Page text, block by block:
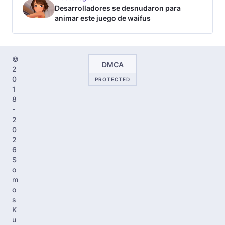
Desarrolladores se desnudaron para
animar este juego de waifus
©
2
0
1
8
-
2
0
2
6
S
o
m
o
s
K
u
DMCA
PROTECTED